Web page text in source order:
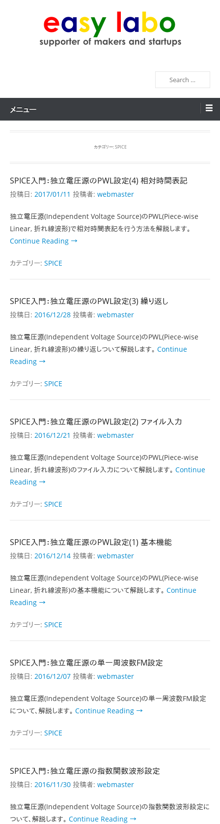
検
索
メニュー
カテゴリー:SPICE
SPICE入門：独立電圧源のPWL設定(4) 相対時間表記
投稿日: 2017/01/11 投稿者: webmaster
独立電圧源(Independent Voltage Source)のPWL(Piece-wise
Linear, 折れ線波形)で相対時間表記を行う方法を解説します。
Continue Reading →
カテゴリー: SPICE
SPICE入門：独立電圧源のPWL設定(3) 繰り返し
投稿日: 2016/12/28 投稿者: webmaster
独立電圧源(Independent Voltage Source)のPWL(Piece-wise
Linear, 折れ線波形)の繰り返しついて解説します。 Continue
Reading →
カテゴリー: SPICE
SPICE入門：独立電圧源のPWL設定(2) ファイル入力
投稿日: 2016/12/21 投稿者: webmaster
独立電圧源(Independent Voltage Source)のPWL(Piece-wise
Linear, 折れ線波形)のファイル入力について解説します。 Continue
Reading →
カテゴリー: SPICE
SPICE入門：独立電圧源のPWL設定(1) 基本機能
投稿日: 2016/12/14 投稿者: webmaster
独立電圧源(Independent Voltage Source)のPWL(Piece-wise
Linear, 折れ線波形)の基本機能について解説します。 Continue
Reading →
カテゴリー: SPICE
SPICE入門：独立電圧源の単一周波数FM設定
投稿日: 2016/12/07 投稿者: webmaster
独立電圧源(Independent Voltage Source)の単一周波数FM設定
について、解説します。 Continue Reading →
カテゴリー: SPICE
SPICE入門：独立電圧源の指数関数波形設定
投稿日: 2016/11/30 投稿者: webmaster
独立電圧源(Independent Voltage Source)の指数関数波形設定に
ついて、解説します。 Continue Reading →